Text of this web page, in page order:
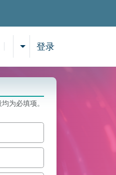
显示搜索结果
选择语言
登录
为必填项。